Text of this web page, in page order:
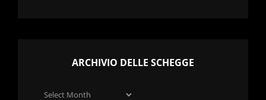
ARCHIVIO DELLE SCHEGGE
Archivio